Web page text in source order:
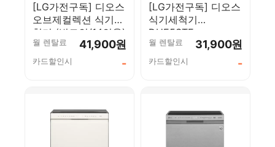
[LG가전구독] 디오스
오브제컬렉션 식기세
척기 (빌트인/14인용)
DUE6BGL3E
월 렌탈료 41,900원
카드할인시 -
[LG가전구독] 디오스
식기세척기
DUE5STE
월 렌탈료 31,900원
카드할인시 -